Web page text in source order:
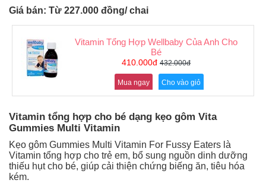
Giá bán: Từ 227.000 đồng/ chai
Vitamin Tổng Hợp Wellbaby Của Anh Cho
Bé
410.000đ432.000đ
Mua ngay Cho vào giỏ
Vitamin tổng hợp cho bé dạng kẹo gôm Vita
Gummies Multi Vitamin
Kẹo gôm Gummies Multi Vitamin For Fussy Eaters là
Vitamin tổng hợp cho trẻ em, bổ sung nguồn dinh dưỡng
thiếu hụt cho bé, giúp cải thiện chứng biếng ăn, tiêu hóa
kém.